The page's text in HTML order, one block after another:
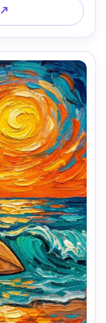
lente
cinematográfica